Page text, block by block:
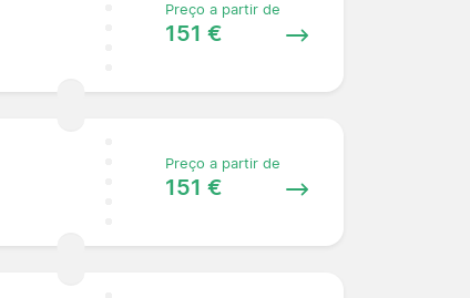
Preço a partir de
151 €
Preço a partir de
151 €